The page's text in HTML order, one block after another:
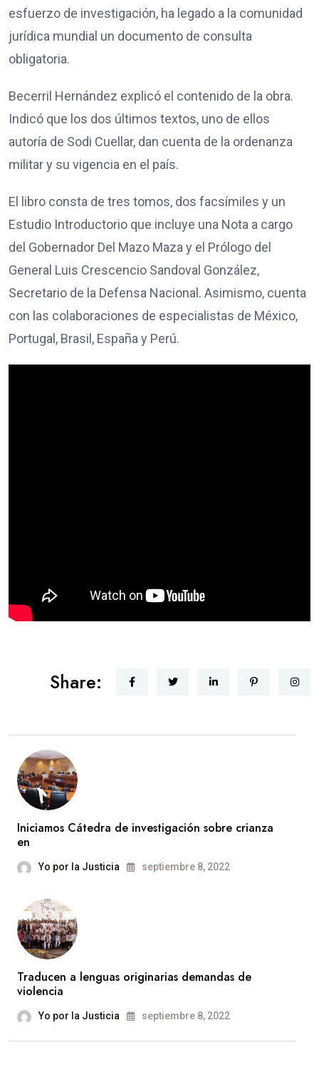
esfuerzo de investigación, ha legado a la comunidad
jurídica mundial un documento de consulta
obligatoria.
Becerril Hernández explicó el contenido de la obra.
Indicó que los dos últimos textos, uno de ellos
autoría de Sodi Cuellar, dan cuenta de la ordenanza
militar y su vigencia en el país.
El libro consta de tres tomos, dos facsímiles y un
Estudio Introductorio que incluye una Nota a cargo
del Gobernador Del Mazo Maza y el Prólogo del
General Luis Crescencio Sandoval González,
Secretario de la Defensa Nacional. Asimismo, cuenta
con las colaboraciones de especialistas de México,
Portugal, Brasil, España y Perú.
Share:
Iniciamos Cátedra de investigación sobre crianza
en
Yo por la Justicia septiembre 8, 2022
Traducen a lenguas originarias demandas de
violencia
Yo por la Justicia septiembre 8, 2022